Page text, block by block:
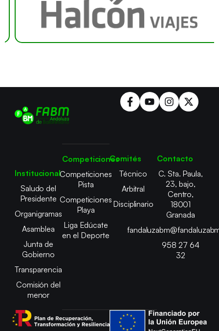
Institucional
Saludo del
Presidente
Organigramas
Asamblea
Junta de
Gobierno
Transparencia
Comisión del
menor
Competiciones
Competiciones
Pista
Competiciones
Playa
Liga Edúcate
en el Deporte
Comités
Técnico
Arbitral
Disciplinario
Contacto
C. Sta. Paula,
23, bajo,
Centro,
18001
Granada
958 27 64
32